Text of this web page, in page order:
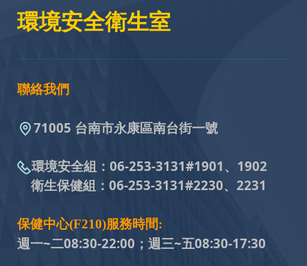
環境安全衛生室
聯絡我們
71005 台南市永康區南台街一號
環境安全組： 06-253-3131#1901、1902
衛生保健組： 06-253-3131#2230、2231
保健中心(F210)服務時間:
週一~二08:30-22:00；週三~五08:30-17:30